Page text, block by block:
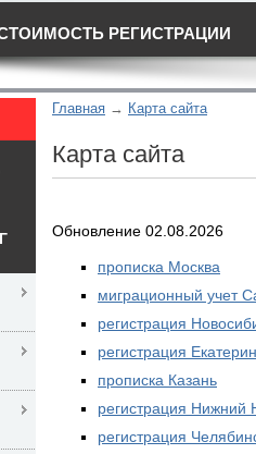
РЕГИСТРАЦИИ
Главная Карта сайта
Карта сайта
Обновление 02.08.2026
прописка Москва
миграционный учет
регистрация
регистрация
прописка Казань
регистрация Нижний
регистрация